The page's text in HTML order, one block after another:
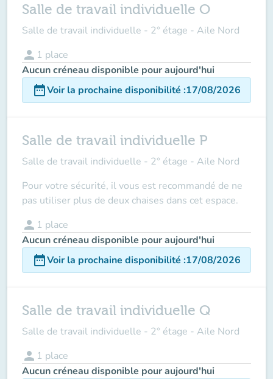
Salle de travail individuelle O
Salle de travail individuelle - 2° étage - Aile Nord
person 1 place
Aucun créneau disponible pour aujourd'hui
date_rangeVoir la prochaine disponibilité :17/08/2026
Salle de travail individuelle P
Salle de travail individuelle - 2° étage - Aile Nord
Pour votre sécurité, il vous est recommandé de ne
pas utiliser plus de deux chaises dans cet espace.
person 1 place
Aucun créneau disponible pour aujourd'hui
date_rangeVoir la prochaine disponibilité :17/08/2026
Salle de travail individuelle Q
Salle de travail individuelle - 2° étage - Aile Nord
person 1 place
Aucun créneau disponible pour aujourd'hui